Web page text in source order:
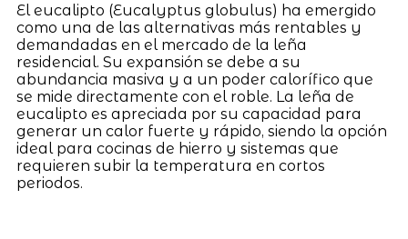
El eucalipto (Eucalyptus globulus) ha emergido
como una de las alternativas más rentables y
demandadas en el mercado de la leña
residencial. Su expansión se debe a su
abundancia masiva y a un poder calorífico que
se mide directamente con el roble. La leña de
eucalipto es apreciada por su capacidad para
generar un calor fuerte y rápido, siendo la opción
ideal para cocinas de hierro y sistemas que
requieren subir la temperatura en cortos
periodos.